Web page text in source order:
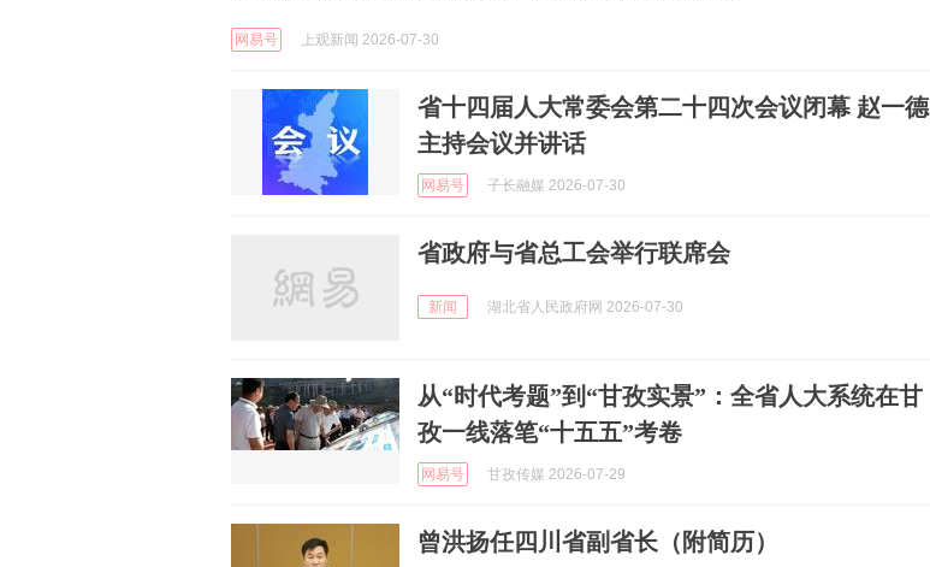
网易号 上观新闻 2026-07-30
省十四届人大常委会第二十四次会议闭幕 赵一德
主持会议并讲话
网易号 子长融媒 2026-07-30
省政府与省总工会举行联席会
新闻 湖北省人民政府网 2026-07-30
从“时代考题”到“甘孜实景”：全省人大系统在甘
孜一线落笔“十五五”考卷
网易号 甘孜传媒 2026-07-29
曾洪扬任四川省副省长（附简历）